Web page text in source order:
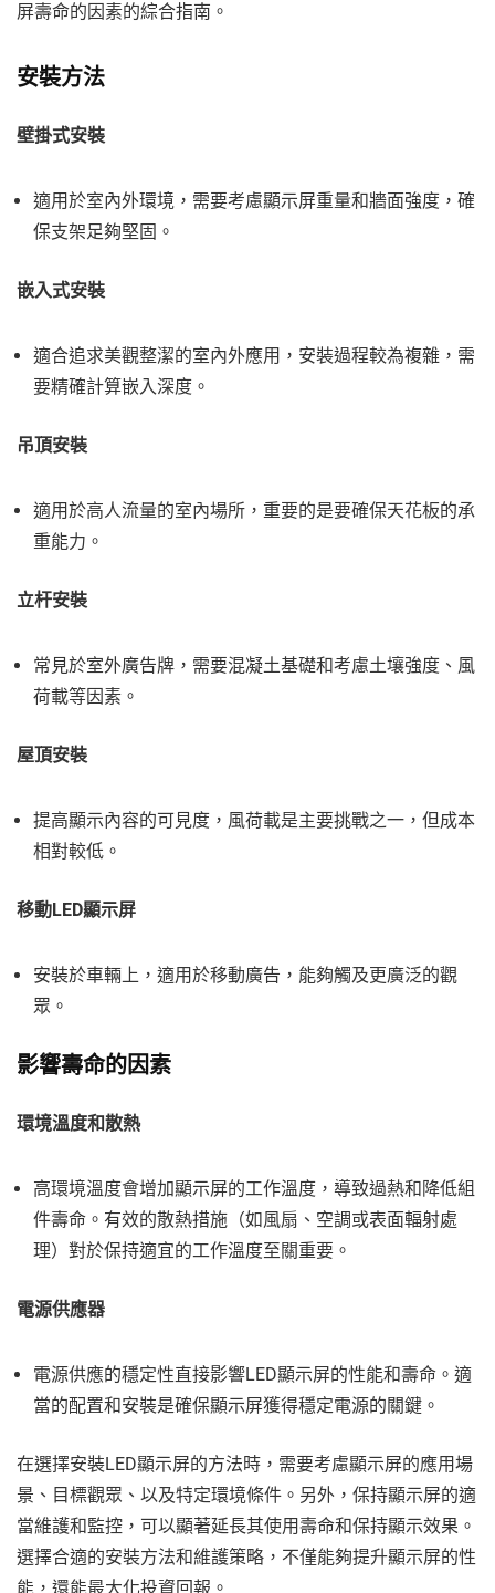
屏壽命的因素的綜合指南。
安裝方法
壁掛式安裝
適用於室內外環境，需要考慮顯示屏重量和牆面強度，確
保支架足夠堅固。
嵌入式安裝
適合追求美觀整潔的室內外應用，安裝過程較為複雜，需
要精確計算嵌入深度。
吊頂安裝
適用於高人流量的室內場所，重要的是要確保天花板的承
重能力。
立杆安裝
常見於室外廣告牌，需要混凝土基礎和考慮土壤強度、風
荷載等因素。
屋頂安裝
提高顯示內容的可見度，風荷載是主要挑戰之一，但成本
相對較低。
移動LED顯示屏
安裝於車輛上，適用於移動廣告，能夠觸及更廣泛的觀
眾。
影響壽命的因素
環境溫度和散熱
高環境溫度會增加顯示屏的工作溫度，導致過熱和降低組
件壽命。有效的散熱措施（如風扇、空調或表面輻射處
理）對於保持適宜的工作溫度至關重要。
電源供應器
電源供應的穩定性直接影響LED顯示屏的性能和壽命。適
當的配置和安裝是確保顯示屏獲得穩定電源的關鍵。
在選擇安裝LED顯示屏的方法時，需要考慮顯示屏的應用場
景、目標觀眾、以及特定環境條件。另外，保持顯示屏的適
當維護和監控，可以顯著延長其使用壽命和保持顯示效果。
選擇合適的安裝方法和維護策略，不僅能夠提升顯示屏的性
能，還能最大化投資回報。